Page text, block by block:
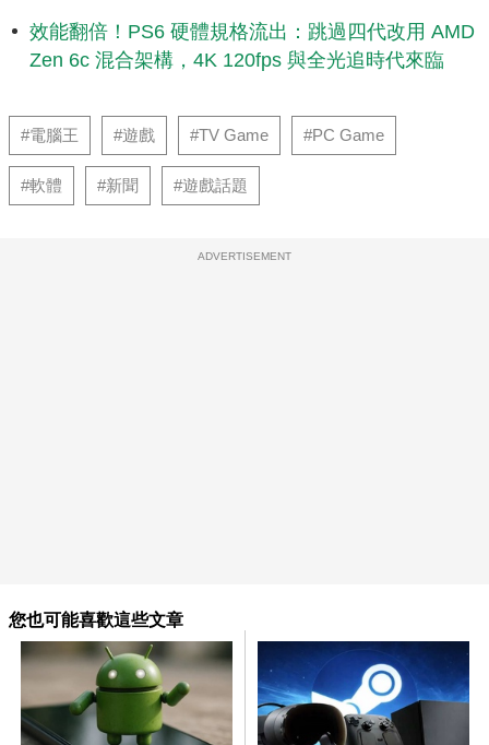
效能翻倍！PS6 硬體規格流出：跳過四代改用 AMD
Zen 6c 混合架構，4K 120fps 與全光追時代來臨
#電腦王 #遊戲 #TV Game #PC Game
#軟體 #新聞 #遊戲話題
ADVERTISEMENT
您也可能喜歡這些文章